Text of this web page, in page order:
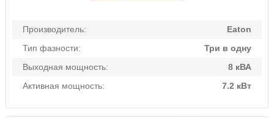
Производитель:
Eaton
Тип фазности:
Три в одну
Выходная мощность:
8 кВА
Активная мощность:
7.2 кВт